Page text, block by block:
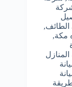
,
مكة,